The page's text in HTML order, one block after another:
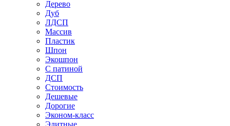
Дерево
Дуб
ЛДСП
Массив
Пластик
Шпон
Экошпон
С патиной
ДСП
Стоимость
Дешевые
Дорогие
Эконом-класс
Элитные